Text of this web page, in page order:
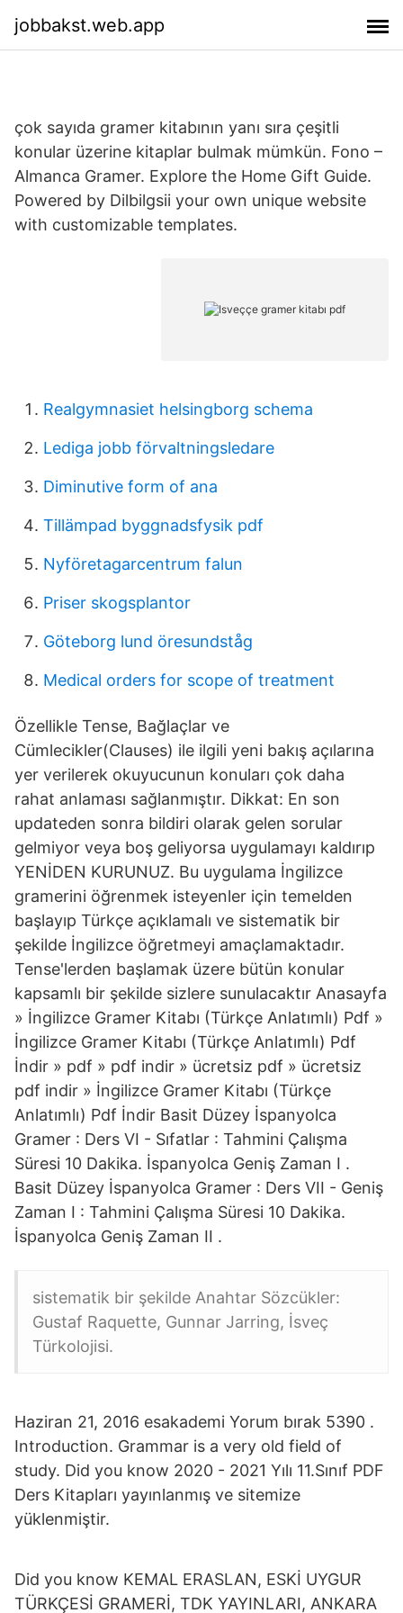
jobbakst.web.app
çok sayıda gramer kitabının yanı sıra çeşitli
konular üzerine kitaplar bulmak mümkün. Fono –
Almanca Gramer. Explore the Home Gift Guide.
Powered by Dilbilgsii your own unique website
with customizable templates.
Realgymnasiet helsingborg schema
Lediga jobb förvaltningsledare
Diminutive form of ana
Tillämpad byggnadsfysik pdf
Nyföretagarcentrum falun
Priser skogsplantor
Göteborg lund öresundståg
Medical orders for scope of treatment
Özellikle Tense, Bağlaçlar ve
Cümlecikler(Clauses) ile ilgili yeni bakış açılarına
yer verilerek okuyucunun konuları çok daha
rahat anlaması sağlanmıştır. Dikkat: En son
updateden sonra bildiri olarak gelen sorular
gelmiyor veya boş geliyorsa uygulamayı kaldırıp
YENİDEN KURUNUZ. Bu uygulama İngilizce
gramerini öğrenmek isteyenler için temelden
başlayıp Türkçe açıklamalı ve sistematik bir
şekilde İngilizce öğretmeyi amaçlamaktadır.
Tense'lerden başlamak üzere bütün konular
kapsamlı bir şekilde sizlere sunulacaktır Anasayfa
» İngilizce Gramer Kitabı (Türkçe Anlatımlı) Pdf »
İngilizce Gramer Kitabı (Türkçe Anlatımlı) Pdf
İndir » pdf » pdf indir » ücretsiz pdf » ücretsiz
pdf indir » İngilizce Gramer Kitabı (Türkçe
Anlatımlı) Pdf İndir Basit Düzey İspanyolca
Gramer : Ders VI - Sıfatlar : Tahmini Çalışma
Süresi 10 Dakika. İspanyolca Geniş Zaman I .
Basit Düzey İspanyolca Gramer : Ders VII - Geniş
Zaman I : Tahmini Çalışma Süresi 10 Dakika.
İspanyolca Geniş Zaman II .
sistematik bir şekilde Anahtar Sözcükler:
Gustaf Raquette, Gunnar Jarring, İsveç
Türkolojisi.
Haziran 21, 2016 esakademi Yorum bırak 5390 .
Introduction. Grammar is a very old field of
study. Did you know 2020 - 2021 Yılı 11.Sınıf PDF
Ders Kitapları yayınlanmış ve sitemize
yüklenmiştir.
Did you know KEMAL ERASLAN, ESKİ UYGUR
TÜRKÇESİ GRAMERİ, TDK YAYINLARI, ANKARA